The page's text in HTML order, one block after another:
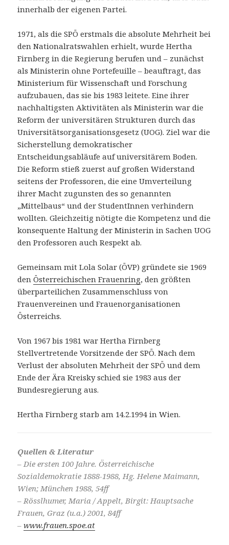
innerhalb der eigenen Partei.
1971, als die SPÖ erstmals die absolute Mehrheit bei
den Nationalratswahlen erhielt, wurde Hertha
Firnberg in die Regierung berufen und – zunächst
als Ministerin ohne Portefeuille – beauftragt, das
Ministerium für Wissenschaft und Forschung
aufzubauen, das sie bis 1983 leitete. Eine ihrer
nachhaltigsten Aktivitäten als Ministerin war die
Reform der universitären Strukturen durch das
Universitätsorganisationsgesetz (UOG). Ziel war die
Sicherstellung demokratischer
Entscheidungsabläufe auf universitärem Boden.
Die Reform stieß zuerst auf großen Widerstand
seitens der Professoren, die eine Umverteilung
ihrer Macht zugunsten des so genannten
„Mittelbaus“ und der StudentInnen verhindern
wollten. Gleichzeitig nötigte die Kompetenz und die
konsequente Haltung der Ministerin in Sachen UOG
den Professoren auch Respekt ab.
Gemeinsam mit Lola Solar (ÖVP) gründete sie 1969
denÖsterreichischen Frauenring, den größten
überparteilichen Zusammenschluss von
Frauenvereinen und Frauenorganisationen
Österreichs.
Von 1967 bis 1981 war Hertha Firnberg
Stellvertretende Vorsitzende der SPÖ. Nach dem
Verlust der absoluten Mehrheit der SPÖ und dem
Ende der Ära Kreisky schied sie 1983 aus der
Bundesregierung aus.
Hertha Firnberg starb am 14.2.1994 in Wien.
Quellen & Literatur
– Die ersten 100 Jahre. Österreichische
Sozialdemokratie 1888-1988, Hg. Helene Maimann,
Wien; München 1988, 54ff
– Rösslhumer, Maria / Appelt, Birgit: Hauptsache
Frauen, Graz (u.a.) 2001, 84ff
–www.frauen.spoe.at